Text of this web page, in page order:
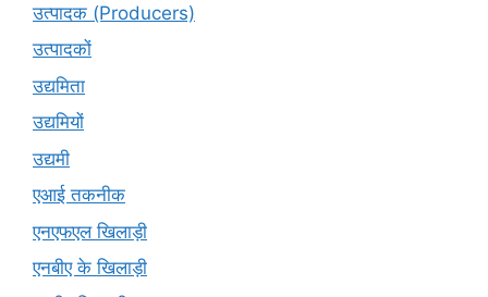
उत्पादक (Producers)
उत्पादकों
उद्यमिता
उद्यमियों
उद्यमी
एआई तकनीक
एनएफएल खिलाड़ी
एनबीए के खिलाड़ी